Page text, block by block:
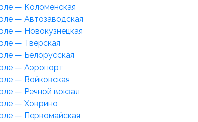
— Коломенская
— Автозаводская
— Новокузнецкая
— Тверская
— Белорусская
— Аэропорт
— Войковская
— Речной вокзал
— Ховрино
— Первомайская